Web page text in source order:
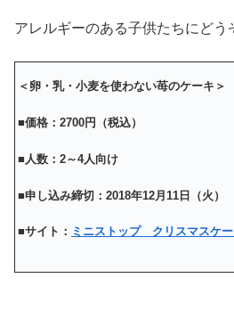
アレルギーのある子供たちにどう
＜卵・乳・小麦を使わない苺のケーキ＞
■価格：2700円（税込）
■人数：2～4人向け
■申し込み締切：2018年12月11日（火）
■サイト： ミニストップ クリスマスケー